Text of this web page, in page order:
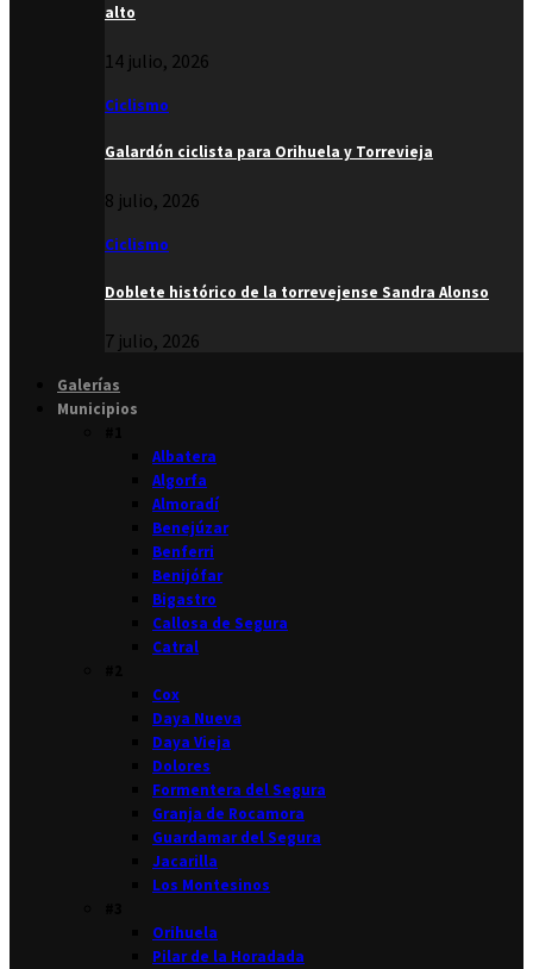
alto
14 julio, 2026
Ciclismo
Galardón ciclista para Orihuela y Torrevieja
8 julio, 2026
Ciclismo
Doblete histórico de la torrevejense Sandra Alonso
7 julio, 2026
Galerías
Municipios
Albatera
Algorfa
Almoradí
Benejúzar
Benferri
Benijófar
Bigastro
Callosa de Segura
Catral
Cox
Daya Nueva
Daya Vieja
Dolores
Formentera del Segura
Granja de Rocamora
Guardamar del Segura
Jacarilla
Los Montesinos
Orihuela
Pilar de la Horadada